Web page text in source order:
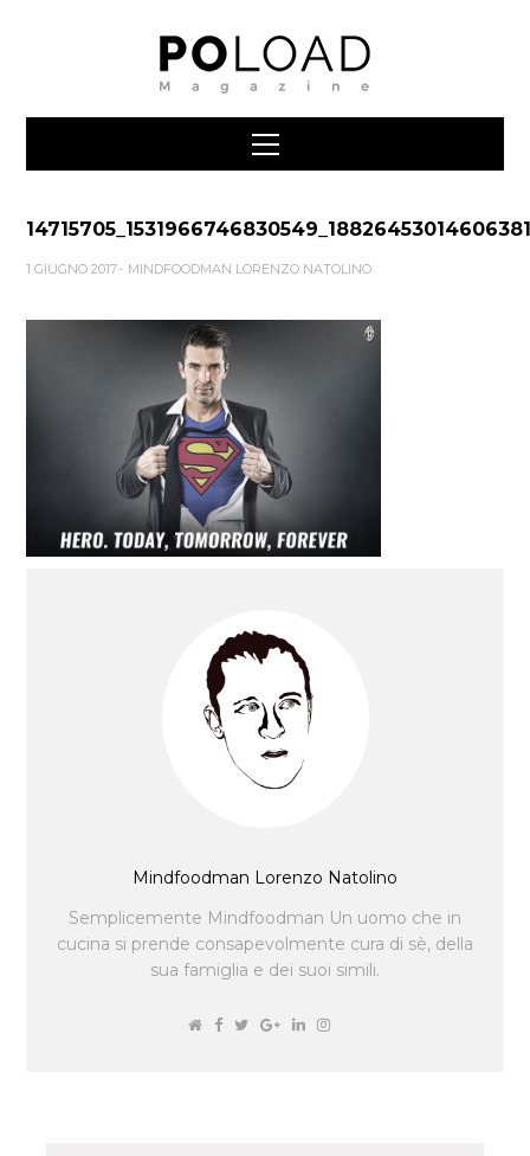
1 GIUGNO 2017 MINDFOODMAN LORENZO NATOLINO
Mindfoodman Lorenzo Natolino
Semplicemente Mindfoodman Un uomo che in
cucina si prende consapevolmente cura di sè, della
sua famiglia e dei suoi simili.